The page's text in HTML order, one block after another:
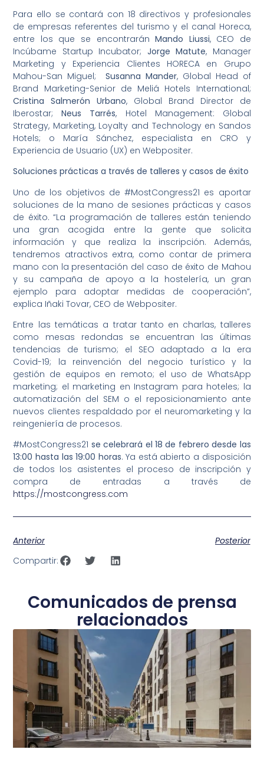
Para ello se contará con 18 directivos y profesionales
de empresas referentes del turismo y el canal Horeca,
entre los que se encontraránMando Liussi, CEO de
Incúbame Startup Incubator; Jorge Matute, Manager
Marketing y Experiencia Clientes HORECA en Grupo
Mahou-San Miguel;Susanna Mander, Global Head of
Brand Marketing-Senior de Meliá Hotels International;
Cristina Salmerón Urbano, Global Brand Director de
Iberostar;Neus Tarrés, Hotel Management: Global
Strategy, Marketing, Loyalty and Technology en Sandos
Hotels; o María Sánchez, especialista en CRO y
Experiencia de Usuario (UX) en Webpositer.
Soluciones prácticas a través de talleres y casos de éxito
Uno de los objetivos de #MostCongress21 es aportar
soluciones de la mano de sesiones prácticas y casos
de éxito. “La programación de talleres están teniendo
una gran acogida entre la gente que solicita
información y que realiza la inscripción. Además,
tendremos atractivos extra, como contar de primera
mano con la presentación del caso de éxito de Mahou
y su campaña de apoyo a la hostelería, un gran
ejemplo para adoptar medidas de cooperación”,
explica Iñaki Tovar, CEO de Webpositer.
Entre las temáticas a tratar tanto en charlas, talleres
como mesas redondas se encuentran las últimas
tendencias de turismo; el SEO adaptado a la era
Covid-19; la reinvención del negocio turístico y la
gestión de equipos en remoto; el uso de WhatsApp
marketing; el marketing en Instagram para hoteles; la
automatización del SEM o el reposicionamiento ante
nuevos clientes respaldado por el neuromarketing y la
reingeniería de procesos.
#MostCongress21 se celebrará el 18 de febrero desde las
13:00 hasta las 19:00 horas. Ya está abierto a disposición
de todos los asistentes el proceso de inscripción y
compra de entradas a través de
https://mostcongress.com
Anterior
Posterior
Compartir:
Comunicados de prensa
relacionados